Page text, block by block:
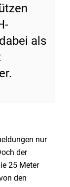
als
nur
der
25 Meter
den